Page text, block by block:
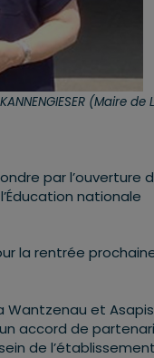
(Maire de
par l’ouverture
nationale
la rentrée
Wantzenau et
un accord de
de